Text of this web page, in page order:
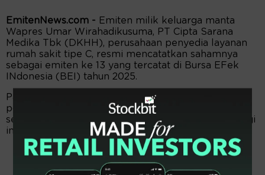
EmitenNews.com - Emiten milik keluarga manta
Wapres Umar Wirahadikusuma, PT Cipta Sarana
Medika Tbk (DKHH), perusahaan penyedia layanan
rumah sakit tipe C, resmi mencatatkan sahamnya
sebagai emiten ke 13 yang tercatat di Bursa EFek
INdonesia (BEI) tahun 2025.
Pada awal pembukaan pasar, saham DKHH naik 46
poin atau menyentuh Auto Rejection Atas (ARA)
sebesar 34,85% ke level Rp178 per saham pada pagi
ini.